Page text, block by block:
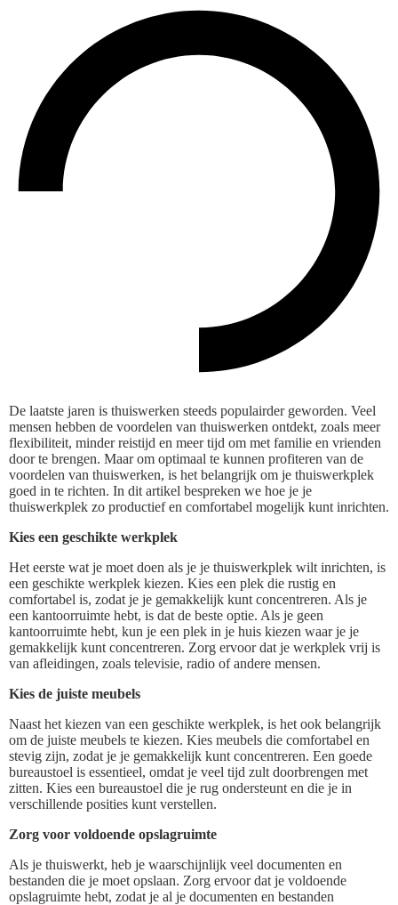
De laatste jaren is thuiswerken steeds populairder geworden. Veel
mensen hebben de voordelen van thuiswerken ontdekt, zoals meer
flexibiliteit, minder reistijd en meer tijd om met familie en vrienden
door te brengen. Maar om optimaal te kunnen profiteren van de
voordelen van thuiswerken, is het belangrijk om je thuiswerkplek
goed in te richten. In dit artikel bespreken we hoe je je
thuiswerkplek zo productief en comfortabel mogelijk kunt inrichten.
Kies een geschikte werkplek
Het eerste wat je moet doen als je je thuiswerkplek wilt inrichten, is
een geschikte werkplek kiezen. Kies een plek die rustig en
comfortabel is, zodat je je gemakkelijk kunt concentreren. Als je
een kantoorruimte hebt, is dat de beste optie. Als je geen
kantoorruimte hebt, kun je een plek in je huis kiezen waar je je
gemakkelijk kunt concentreren. Zorg ervoor dat je werkplek vrij is
van afleidingen, zoals televisie, radio of andere mensen.
Kies de juiste meubels
Naast het kiezen van een geschikte werkplek, is het ook belangrijk
om de juiste meubels te kiezen. Kies meubels die comfortabel en
stevig zijn, zodat je je gemakkelijk kunt concentreren. Een goede
bureaustoel is essentieel, omdat je veel tijd zult doorbrengen met
zitten. Kies een bureaustoel die je rug ondersteunt en die je in
verschillende posities kunt verstellen.
Zorg voor voldoende opslagruimte
Als je thuiswerkt, heb je waarschijnlijk veel documenten en
bestanden die je moet opslaan. Zorg ervoor dat je voldoende
opslagruimte hebt, zodat je al je documenten en bestanden